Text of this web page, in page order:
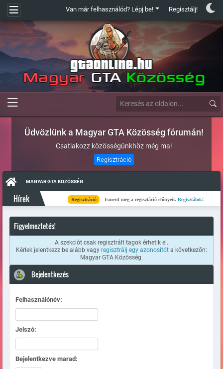
Van már felhasználód? Lépj be! Regisztálj!
Üdvözlünk a Magyar GTA Közösség fórumán!
Csatlakozz közösségünkhöz még ma!
Regisztráció
MAGYAR GTA KÖZÖSSÉG
Hírek Regisztráció Ismerd meg a regisztáció előnyeit.Regisztálok!
Figyelmeztetés!
A szekciót csak regisztrált tagok érhetik el.
Kérlek jelentkezz be alább vagy regisztrálj egy azonosítót a következőn:
Magyar GTA Közösség.
Bejelentkezés
Felhasználónév:
Jelszó:
Bejelentkezve marad: